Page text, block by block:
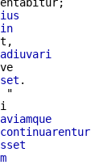
in
adiuvari
.
continuarentur